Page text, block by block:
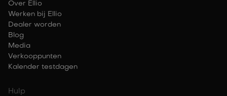
Over Ellio
Werken bij Ellio
Dealer worden
Blog
Media
Verkooppunten
Kalender testdagen
Hulp